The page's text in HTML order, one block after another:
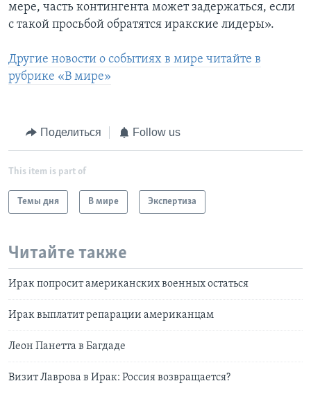
мере, часть контингента может задержаться, если
с такой просьбой обратятся иракские лидеры».
Другие новости о событиях в мире читайте в
рубрике «В мире»
Поделиться Follow us
This item is part of
Темы дня В мире Экспертиза
Читайте также
Ирак попросит американских военных остаться
Ирак выплатит репарации американцам
Леон Панетта в Багдаде
Визит Лаврова в Ирак: Россия возвращается?